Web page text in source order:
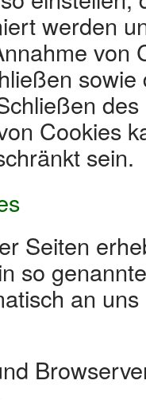
werden
von
Cookies
sein.
Seiten
so
an